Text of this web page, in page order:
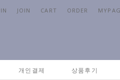
JOIN CART ORDER
개인결제 상품후기